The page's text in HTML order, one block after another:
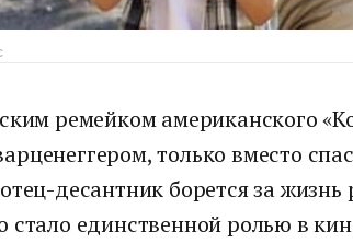
ремейком американского
только вместо
десантник борется за
стало единственной ролью в